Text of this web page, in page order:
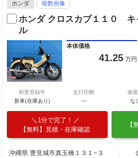
ホンダ 複数画像
ホンダ クロスカブ１１０ キ
ル
本体価格
41.25 万円
初度登録年
新車(在庫あり)
走行距離
―
修
な
1分で完了！
【無料】見積・在庫確認
【
沖縄県 豊見城市真玉橋１３１−３